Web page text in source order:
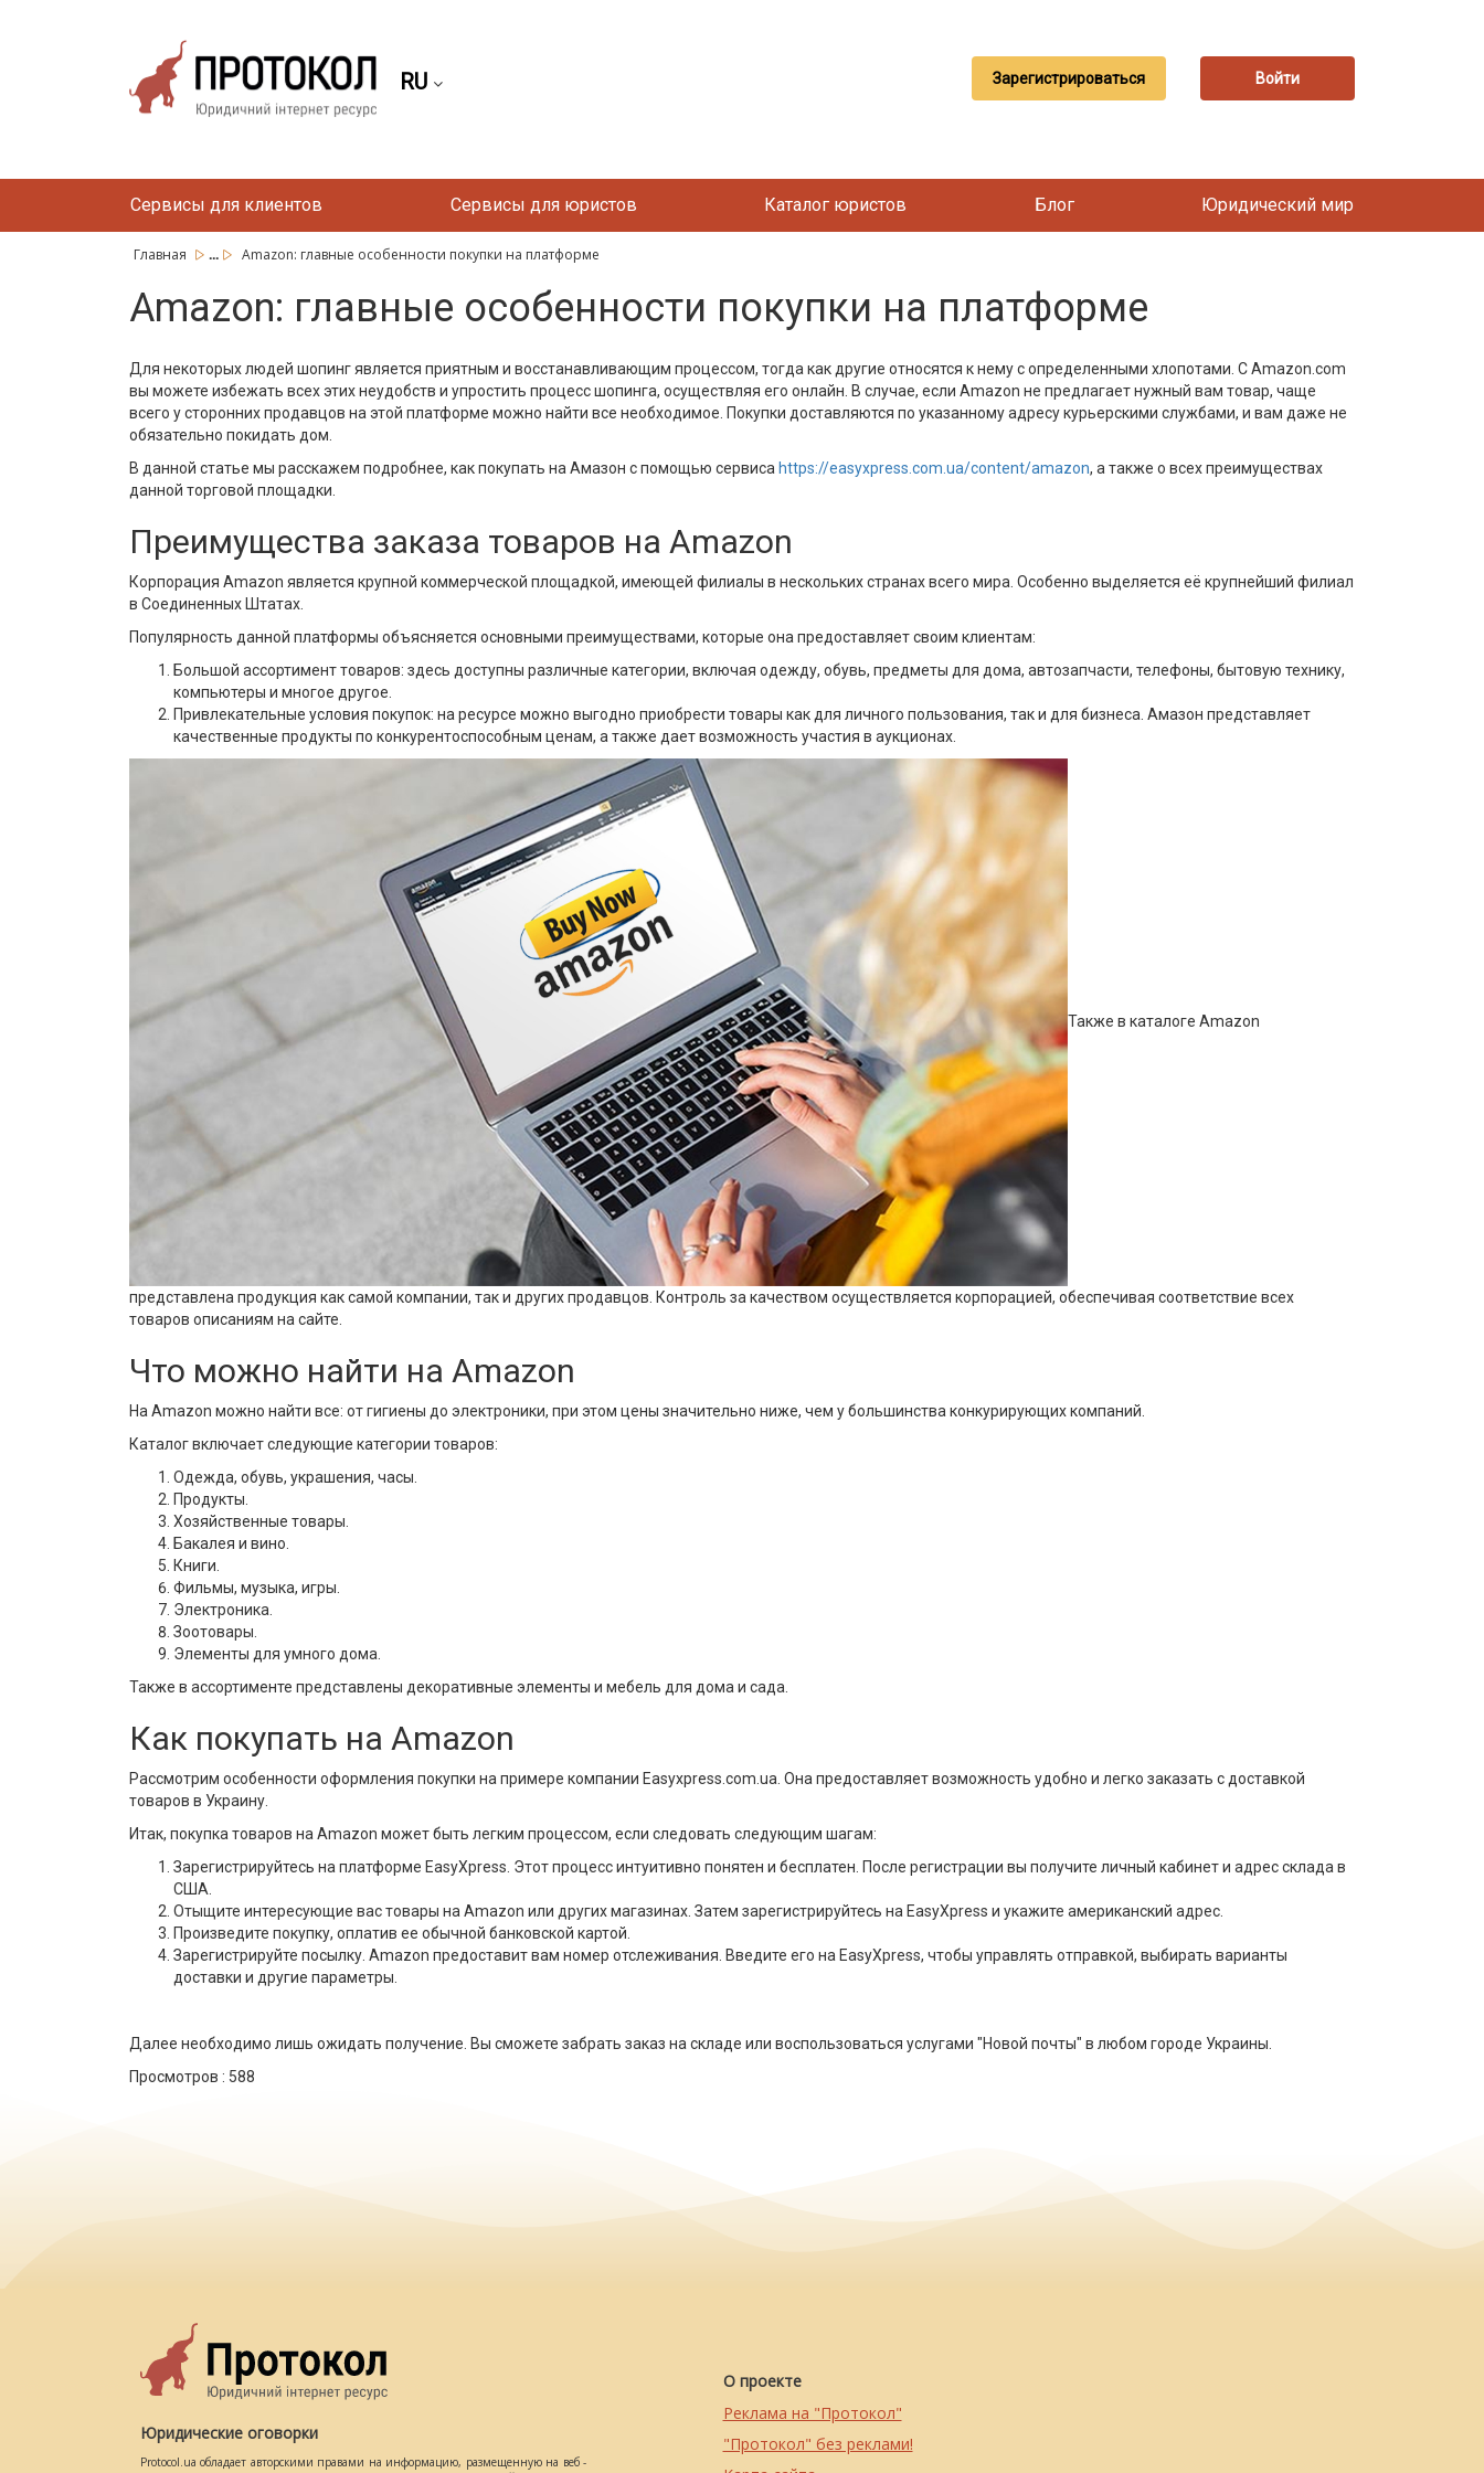
RU Зарегистрироваться Войти
Сервисы для клиентов Сервисы для юристов Каталог юристов Блог Юридический мир
Главная ... Amazon: главные особенности покупки на платформе
Amazon: главные особенности покупки на платформе
Для некоторых людей шопинг является приятным и восстанавливающим процессом, тогда как другие относятся к нему с определенными хлопотами. С Amazon.com
вы можете избежать всех этих неудобств и упростить процесс шопинга, осуществляя его онлайн. В случае, если Amazon не предлагает нужный вам товар, чаще
всего у сторонних продавцов на этой платформе можно найти все необходимое. Покупки доставляются по указанному адресу курьерскими службами, и вам даже не
обязательно покидать дом.
В данной статье мы расскажем подробнее, как покупать на Амазон с помощью сервиса https://easyxpress.com.ua/content/amazon, а также о всех преимуществах
данной торговой площадки.
Преимущества заказа товаров на Amazon
Корпорация Amazon является крупной коммерческой площадкой, имеющей филиалы в нескольких странах всего мира. Особенно выделяется её крупнейший филиал
в Соединенных Штатах.
Популярность данной платформы объясняется основными преимуществами, которые она предоставляет своим клиентам:
Большой ассортимент товаров: здесь доступны различные категории, включая одежду, обувь, предметы для дома, автозапчасти, телефоны, бытовую технику,
компьютеры и многое другое.
Привлекательные условия покупок: на ресурсе можно выгодно приобрести товары как для личного пользования, так и для бизнеса. Амазон представляет
качественные продукты по конкурентоспособным ценам, а также дает возможность участия в аукционах.
Также в каталоге Amazon
представлена продукция как самой компании, так и других продавцов. Контроль за качеством осуществляется корпорацией, обеспечивая соответствие всех
товаров описаниям на сайте.
Что можно найти на Amazon
На Amazon можно найти все: от гигиены до электроники, при этом цены значительно ниже, чем у большинства конкурирующих компаний.
Каталог включает следующие категории товаров:
Одежда, обувь, украшения, часы.
Продукты.
Хозяйственные товары.
Бакалея и вино.
Книги.
Фильмы, музыка, игры.
Электроника.
Зоотовары.
Элементы для умного дома.
Также в ассортименте представлены декоративные элементы и мебель для дома и сада.
Как покупать на Amazon
Рассмотрим особенности оформления покупки на примере компании Easyxpress.com.ua. Она предоставляет возможность удобно и легко заказать с доставкой
товаров в Украину.
Итак, покупка товаров на Amazon может быть легким процессом, если следовать следующим шагам:
Зарегистрируйтесь на платформе EasyXpress. Этот процесс интуитивно понятен и бесплатен. После регистрации вы получите личный кабинет и адрес склада в
США.
Отыщите интересующие вас товары на Amazon или других магазинах. Затем зарегистрируйтесь на EasyXpress и укажите американский адрес.
Произведите покупку, оплатив ее обычной банковской картой.
Зарегистрируйте посылку. Amazon предоставит вам номер отслеживания. Введите его на EasyXpress, чтобы управлять отправкой, выбирать варианты
доставки и другие параметры.
Далее необходимо лишь ожидать получение. Вы сможете забрать заказ на складе или воспользоваться услугами "Новой почты" в любом городе Украины.
Просмотров : 588
Юридические оговорки
Protocol.ua обладает авторскими правами на информацию, размещенную на веб -
О проекте
Реклама на "Протокол"
"Протокол" без реклами!